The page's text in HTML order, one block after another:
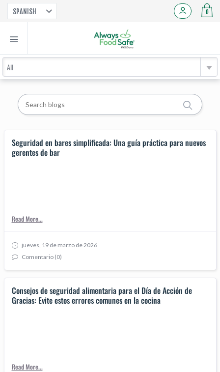
SPANISH 0
All
Seguridad en bares simplificada: Una guía práctica para nuevos
gerentes de bar
Read More...
jueves, 19 de marzo de 2026
Comentario (0)
Consejos de seguridad alimentaria para el Día de Acción de
Gracias: Evite estos errores comunes en la cocina
Read More...